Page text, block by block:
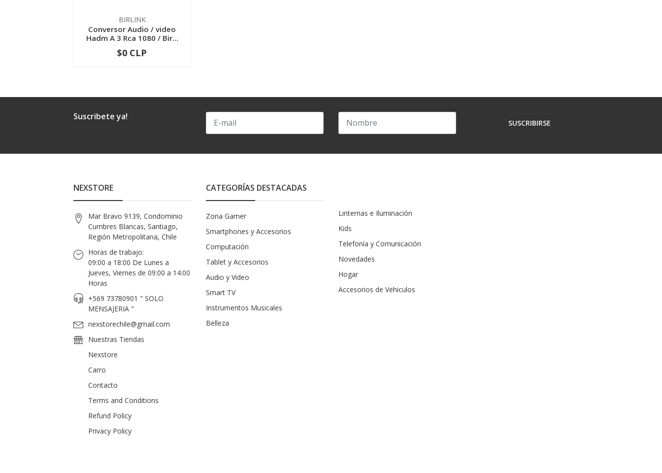
BIRLINK
Conversor Audio / video
Hadm A 3 Rca 1080 / Bir...
+
$0 CLP
Suscribete ya!
SUSCRIBIRSE
NEXSTORE
Mar Bravo 9139, Condominio
Cumbres Blancas, Santiago,
Región Metropolitana, Chile
Horas de trabajo:
09:00 a 18:00 De Lunes a
Jueves, Viernes de 09:00 a 14:00
Horas
+569 73780901 " SOLO
MENSAJERIA "
nexstorechile@gmail.com
Nuestras Tiendas
Nexstore
Carro
Contacto
Terms and Conditions
Refund Policy
Privacy Policy
CATEGORÍAS DESTACADAS
Zona Gamer
Smartphones y Accesorios
Computación
Tablet y Accesorios
Audio y Video
Smart TV
Instrumentos Musicales
Belleza
Linternas e Iluminación
Kids
Telefonía y Comunicación
Novedades
Hogar
Accesorios de Vehiculos